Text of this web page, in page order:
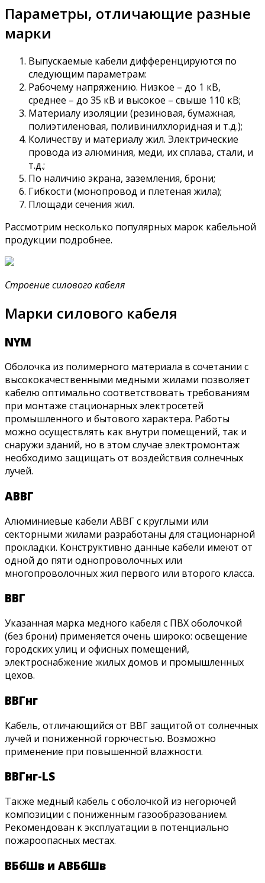
Параметры, отличающие разные
марки
Выпускаемые кабели дифференцируются по
следующим параметрам:
Рабочему напряжению. Низкое – до 1 кВ,
среднее – до 35 кВ и высокое – свыше 110 кВ;
Материалу изоляции (резиновая, бумажная,
полиэтиленовая, поливинилхлоридная и т.д.);
Количеству и материалу жил. Электрические
провода из алюминия, меди, их сплава, стали, и
т.д.;
По наличию экрана, заземления, брони;
Гибкости (монопровод и плетеная жила);
Площади сечения жил.
Рассмотрим несколько популярных марок кабельной
продукции подробнее.
Строение силового кабеля
Марки силового кабеля
NYM
Оболочка из полимерного материала в сочетании с
высококачественными медными жилами позволяет
кабелю оптимально соответствовать требованиям
при монтаже стационарных электросетей
промышленного и бытового характера. Работы
можно осуществлять как внутри помещений, так и
снаружи зданий, но в этом случае электромонтаж
необходимо защищать от воздействия солнечных
лучей.
АВВГ
Алюминиевые кабели АВВГ с круглыми или
секторными жилами разработаны для стационарной
прокладки. Конструктивно данные кабели имеют от
одной до пяти однопроволочных или
многопроволочных жил первого или второго класса.
ВВГ
Указанная марка медного кабеля с ПВХ оболочкой
(без брони) применяется очень широко: освещение
городских улиц и офисных помещений,
электроснабжение жилых домов и промышленных
цехов.
ВВГнг
Кабель, отличающийся от ВВГ защитой от солнечных
лучей и пониженной горючестью. Возможно
применение при повышенной влажности.
ВВГнг-LS
Также медный кабель с оболочкой из негорючей
композиции с пониженным газообразованием.
Рекомендован к эксплуатации в потенциально
пожароопасных местах.
ВБбШв и АВБбШв